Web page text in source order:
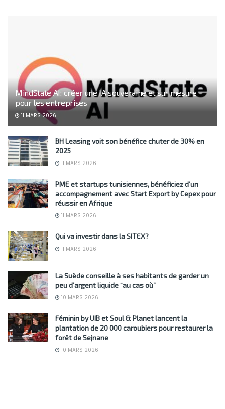
MindState AI: créer une IA souveraine et sur mesure
pour les entreprises
11 MARS 2026
BH Leasing voit son bénéfice chuter de 30% en
2025
11 MARS 2026
PME et startups tunisiennes, bénéficiez d’un
accompagnement avec Start Export by Cepex pour
réussir en Afrique
11 MARS 2026
Qui va investir dans la SITEX?
11 MARS 2026
La Suède conseille à ses habitants de garder un
peu d’argent liquide “au cas où”
10 MARS 2026
Féminin by UIB et Soul & Planet lancent la
plantation de 20 000 caroubiers pour restaurer la
forêt de Sejnane
10 MARS 2026